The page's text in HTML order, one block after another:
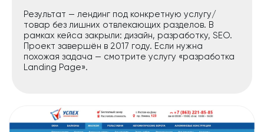
Результат — лендинг под конкретную услугу/
товар без лишних отвлекающих разделов. В
рамках кейса закрыли: дизайн, разработку, SEO.
Проект завершён в 2017 году. Если нужна
похожая задача — смотрите услугу «разработка
Landing Page».